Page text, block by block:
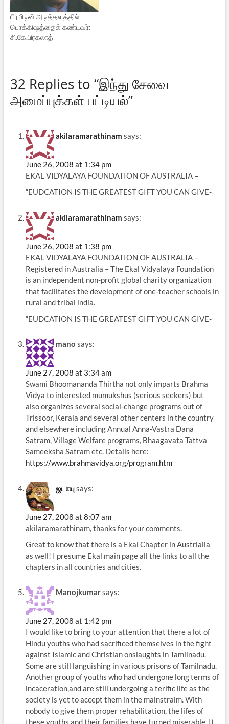
பிரமிடின் அடித்தளத்தில்
பொக்கிஷத்தைக் கண்டவர்:
சி.கே.பிரகலாத்
32 Replies to “இந்து சேவை
அமைப்புக்கள் பட்டியல்”
akilaramarathinam says:
June 26, 2008 at 1:34 pm
EKAL VIDYALAYA FOUNDATION OF AUSTRALIA –
“EUDCATION IS THE GREATEST GIFT YOU CAN GIVE-
akilaramarathinam says:
June 26, 2008 at 1:38 pm
EKAL VIDYALAYA FOUNDATION OF AUSTRALIA –
Registered in Australia – The Ekal Vidyalaya Foundation
is an independent non-profit global charity organization
that facilitates the development of one-teacher schools in
rural and tribal india.
“EUDCATION IS THE GREATEST GIFT YOU CAN GIVE-
mano says:
June 27, 2008 at 3:34 am
Swami Bhoomananda Thirtha not only imparts Brahma
Vidya to interested mumukshus (serious seekers) but
also organizes several social-change programs out of
Trissoor, Kerala and several other centers in the country
and elsewhere including Annual Anna-Vastra Dana
Satram, Village Welfare programs, Bhaagavata Tattva
Sameeksha Satram etc. Details here:
https://www.brahmavidya.org/program.htm
ஜடாயுsays:
June 27, 2008 at 8:07 am
akilaramarathinam, thanks for your comments.
Great to know that there is a Ekal Chapter in Austrialia
as well! I presume Ekal main page all the links to all the
chapters in all countries and cities.
Manojkumarsays:
June 27, 2008 at 1:42 pm
I would like to bring to your attention that there a lot of
Hindu youths who had sacrificed themselves in the fight
against Islamic and Christian onslaughts in Tamilnadu.
Some are still languishing in various prisons of Tamilnadu.
Another group of youths who had undergone long terms of
incaceration,and are still undergoing a terific life as the
society is yet to accept them in the mainstraim. With
nobody to give them proper rehabilitation, the lifes of
these youths and their families have turned miserable. It